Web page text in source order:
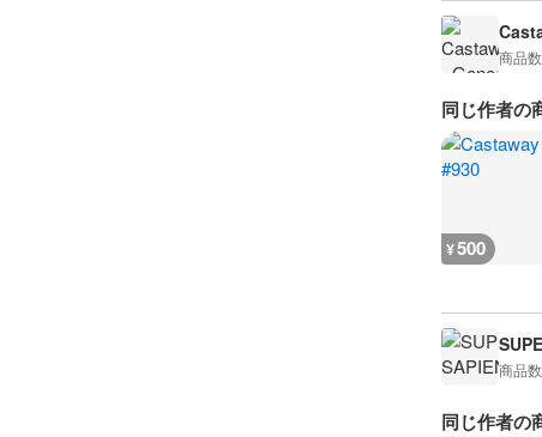
商品数
同じ作者の
¥500
商品数
同じ作者の